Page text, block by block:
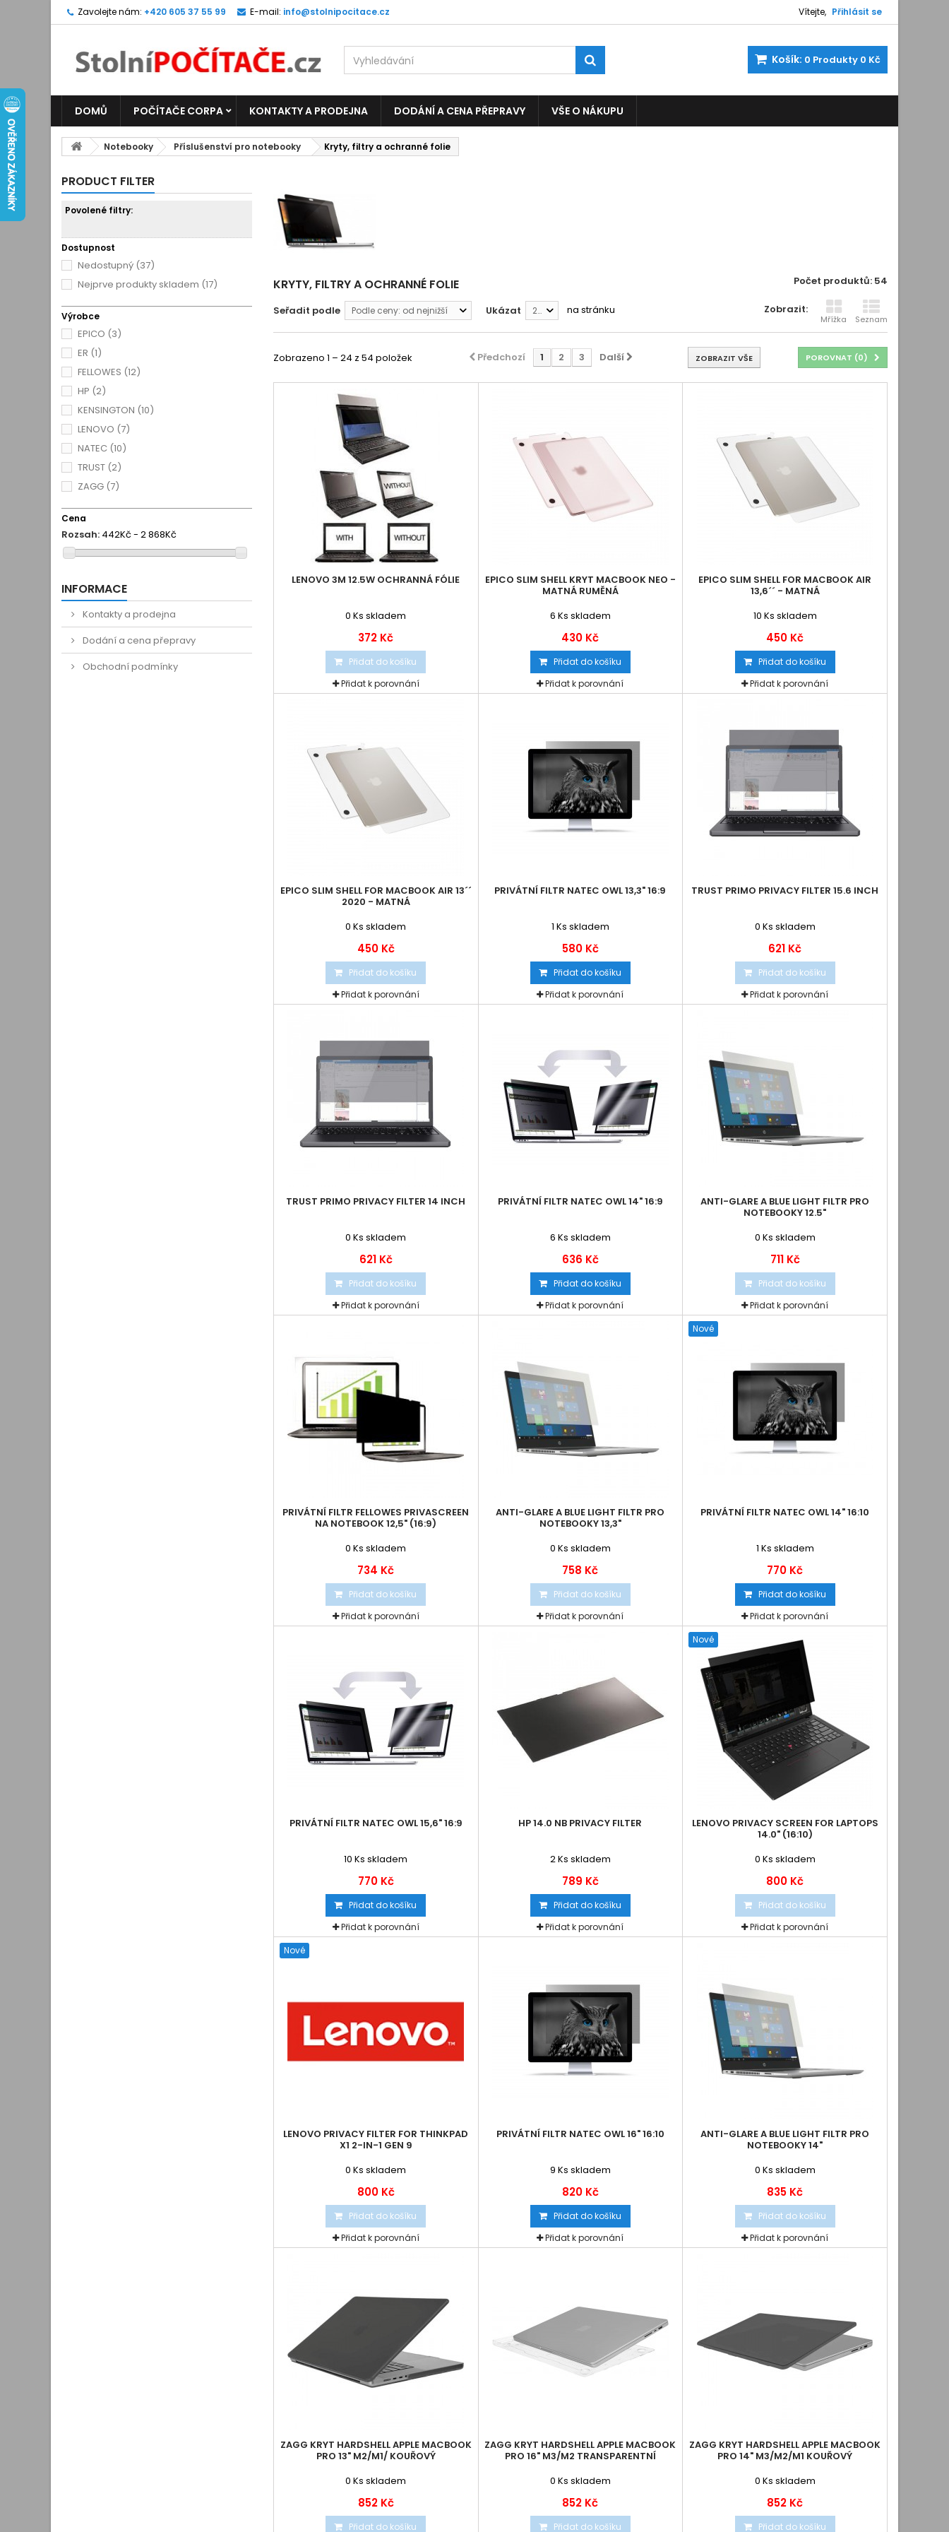
Vítejte, Přihlásit se
Zavolejte nám: +420 605 37 55 99 E-mail: info@stolnipocitace.cz
Košík: 0 Produkty 0 Kč
DOMŮ POČÍTAČE CORPA KONTAKTY A PRODEJNA DODÁNÍ A CENA PŘEPRAVY VŠE O NÁKUPU
Notebooky Příslušenství pro notebooky Kryty, filtry a ochranné folie
PRODUCT FILTER
Povolené filtry:
Dostupnost
Nedostupný (37)
Nejprve produkty skladem (17)
Výrobce
EPICO (3)
ER (1)
FELLOWES (12)
HP (2)
KENSINGTON (10)
LENOVO (7)
NATEC (10)
TRUST (2)
ZAGG (7)
Cena
Rozsah: 442Kč - 2 868Kč
INFORMACE
Kontakty a prodejna
Dodání a cena přepravy
Obchodní podmínky
KRYTY, FILTRY A OCHRANNÉ FOLIE Počet produktů: 54
Zobrazit:
Mřížka Seznam
Seřadit podle Podle ceny: od nejnižší Ukázat 24 na stránku
POROVNAT (0)
ZOBRAZIT VŠE
Předchozí 1 2 3 Další
Zobrazeno 1 – 24 z 54 položek
LENOVO 3M 12.5W OCHRANNÁ FÓLIE
0 Ks skladem
372 Kč
Přidat do košíku
Přidat k porovnání
EPICO SLIM SHELL KRYT MACBOOK NEO -
MATNÁ RUMĚNÁ
6 Ks skladem
430 Kč
Přidat do košíku
Přidat k porovnání
EPICO SLIM SHELL FOR MACBOOK AIR
13,6´´ - MATNÁ
10 Ks skladem
450 Kč
Přidat do košíku
Přidat k porovnání
EPICO SLIM SHELL FOR MACBOOK AIR 13´´
2020 - MATNÁ
0 Ks skladem
450 Kč
Přidat do košíku
Přidat k porovnání
PRIVÁTNÍ FILTR NATEC OWL 13,3" 16:9
1 Ks skladem
580 Kč
Přidat do košíku
Přidat k porovnání
TRUST PRIMO PRIVACY FILTER 15.6 INCH
0 Ks skladem
621 Kč
Přidat do košíku
Přidat k porovnání
TRUST PRIMO PRIVACY FILTER 14 INCH
0 Ks skladem
621 Kč
Přidat do košíku
Přidat k porovnání
PRIVÁTNÍ FILTR NATEC OWL 14" 16:9
6 Ks skladem
636 Kč
Přidat do košíku
Přidat k porovnání
ANTI-GLARE A BLUE LIGHT FILTR PRO
NOTEBOOKY 12.5"
0 Ks skladem
711 Kč
Přidat do košíku
Přidat k porovnání
PRIVÁTNÍ FILTR FELLOWES PRIVASCREEN
NA NOTEBOOK 12,5" (16:9)
0 Ks skladem
734 Kč
Přidat do košíku
Přidat k porovnání
ANTI-GLARE A BLUE LIGHT FILTR PRO
NOTEBOOKY 13,3"
0 Ks skladem
758 Kč
Přidat do košíku
Přidat k porovnání
Nové
PRIVÁTNÍ FILTR NATEC OWL 14" 16:10
1 Ks skladem
770 Kč
Přidat do košíku
Přidat k porovnání
PRIVÁTNÍ FILTR NATEC OWL 15,6" 16:9
10 Ks skladem
770 Kč
Přidat do košíku
Přidat k porovnání
HP 14.0 NB PRIVACY FILTER
2Ks skladem
789 Kč
Přidat do košíku
Přidat k porovnání
Nové
LENOVO PRIVACY SCREEN FOR LAPTOPS
14.0" (16:10)
0 Ks skladem
800 Kč
Přidat do košíku
Přidat k porovnání
Nové
LENOVO PRIVACY FILTER FOR THINKPAD
X1 2-IN-1 GEN 9
0 Ks skladem
800 Kč
Přidat do košíku
Přidat k porovnání
PRIVÁTNÍ FILTR NATEC OWL 16" 16:10
9 Ks skladem
820 Kč
Přidat do košíku
Přidat k porovnání
ANTI-GLARE A BLUE LIGHT FILTR PRO
NOTEBOOKY 14"
0 Ks skladem
835 Kč
Přidat do košíku
Přidat k porovnání
ZAGG KRYT HARDSHELL APPLE MACBOOK
PRO 13" M2/M1/ KOUŘOVÝ
0 Ks skladem
852 Kč
Přidat do košíku
ZAGG KRYT HARDSHELL APPLE MACBOOK
PRO 16" M3/M2 TRANSPARENTNÍ
0 Ks skladem
852 Kč
Přidat do košíku
ZAGG KRYT HARDSHELL APPLE MACBOOK
PRO 14" M3/M2/M1 KOUŘOVÝ
0 Ks skladem
852 Kč
Přidat do košíku